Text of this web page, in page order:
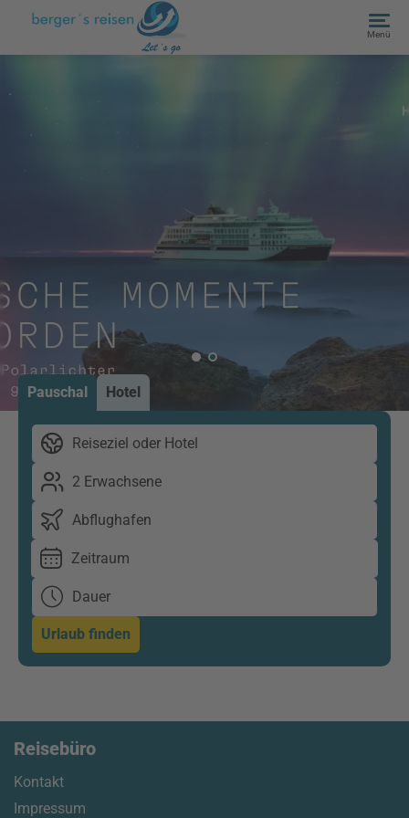
Menü
Pauschal Hotel
Reiseziel oder Hotel
2 Erwachsene
Abflughafen
Zeitraum
Dauer
Urlaub finden
Reisebüro
Kontakt
Impressum